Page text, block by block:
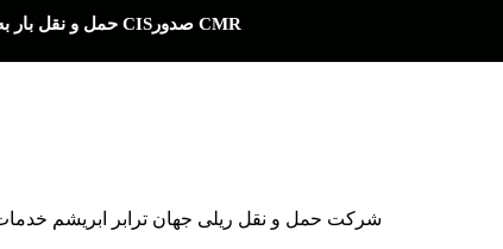
حمل و نقل بار به کشورهای CIS صدور CMR
شرکت حمل و نقل ریلی جهان ترابر ابریشم